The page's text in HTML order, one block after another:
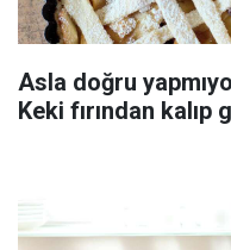
Asla doğru
Keki fırından kalıp